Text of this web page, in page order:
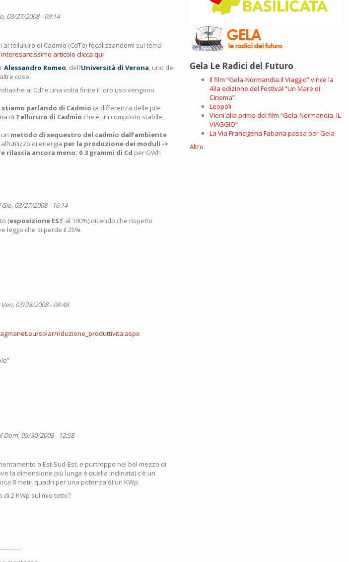
03/27/2008 - 09:14
telluluro di Cadmio (CdTe) focalizzandomi sul tema
articolo clicca qui
Alessandro Romeo , dell’Università di Verona , uno dei
cose:
al CdTe una volta finite il loro uso vengono
stiamo parlando di Cadmio (a differenza delle pile
di Tellururo di Cadmio che è un composto stabile,
metodo di sequestro del cadmio dall’ambiente
di energia per la produzione dei moduli ->
rilascia ancora meno: 0.3 grammi di Cd per GWh
03/27/2008 - 16:14
(esposizione EST al 100%) dicendo che rispetto
leggo che si perde il 25%.
03/28/2008 - 08:48
solar/riduzione_produttivita.aspx
Dom, 03/30/2008 - 12:58
a Est-Sud-Est, e purtroppo nel bel mezzo di
la dimensione più lunga è quella inclinata) c'è un
8 metri quadri per una potenza di un KWp.
2 KWp sul mio tetto?
Gela Le Radici del Futuro
Il film “Gela-Normandia.Il Viaggio” vince la
43a edizione del Festival “Un Mare di
Cinema”
Leopoli
Vieni alla prima del film “Gela-Normandia. IL
VIAGGIO”
La Via Francigena Fabaria passa per Gela
Altro